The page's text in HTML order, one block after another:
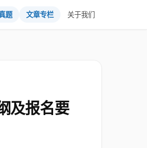
题 文章专栏 关于我们
及报名要